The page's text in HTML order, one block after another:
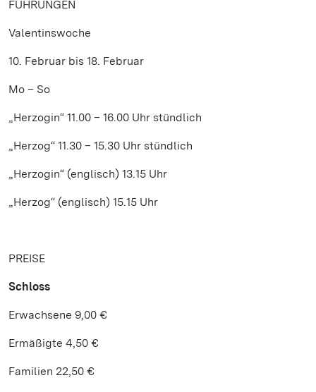
FÜHRUNGEN
Valentinswoche
10. Februar bis 18. Februar
Mo – So
„Herzogin“ 11.00 – 16.00 Uhr stündlich
„Herzog“ 11.30 – 15.30 Uhr stündlich
„Herzogin“ (englisch) 13.15 Uhr
„Herzog“ (englisch) 15.15 Uhr
PREISE
Schloss
Erwachsene 9,00 €
Ermäßigte 4,50 €
Familien 22,50 €